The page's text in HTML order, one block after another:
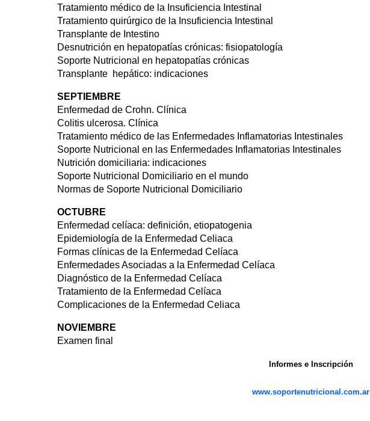
Tratamiento médico de la Insuficiencia Intestinal
Tratamiento quirúrgico de la Insuficiencia Intestinal
Transplante de Intestino
Desnutrición en hepatopatías crónicas: fisiopatología
Soporte Nutricional en hepatopatías crónicas
Transplante hepático: indicaciones
SEPTIEMBRE
Enfermedad de Crohn. Clínica
Colitis ulcerosa. Clínica
Tratamiento médico de las Enfermedades Inflamatorias Intestinales
Soporte Nutricional en las Enfermedades Inflamatorias Intestinales
Nutrición domiciliaria: indicaciones
Soporte Nutricional Domiciliario en el mundo
Normas de Soporte Nutricional Domiciliario
OCTUBRE
Enfermedad celíaca: definición, etiopatogenia
Epidemiología de la Enfermedad Celiaca
Formas clínicas de la Enfermedad Celíaca
Enfermedades Asociadas a la Enfermedad Celíaca
Diagnóstico de la Enfermedad Celíaca
Tratamiento de la Enfermedad Celíaca
Complicaciones de la Enfermedad Celiaca
NOVIEMBRE
Examen final
Informes e Inscripción
www.soportenutricional.com.ar